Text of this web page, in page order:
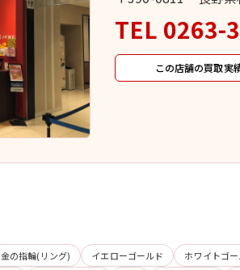
TEL 0263-
この店舗の買取実
金の指輪(リング) イエローゴールド ホワイトゴ